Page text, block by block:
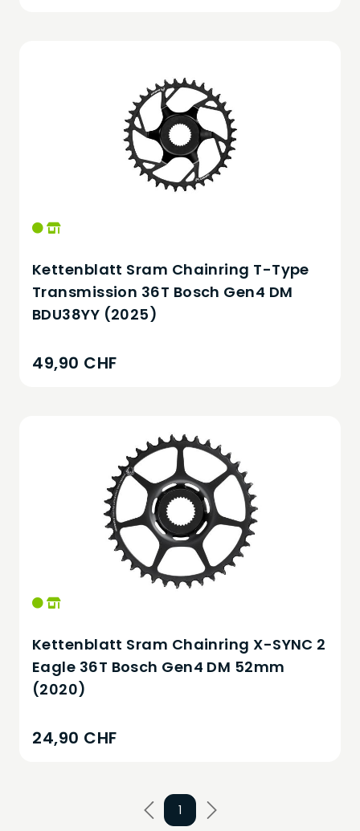
Kettenblatt Sram Chainring T-Type
Transmission 36T Bosch Gen4 DM
BDU38YY (2025)
49,90 CHF
Kettenblatt Sram Chainring X-SYNC 2
Eagle 36T Bosch Gen4 DM 52mm
(2020)
24,90 CHF
1